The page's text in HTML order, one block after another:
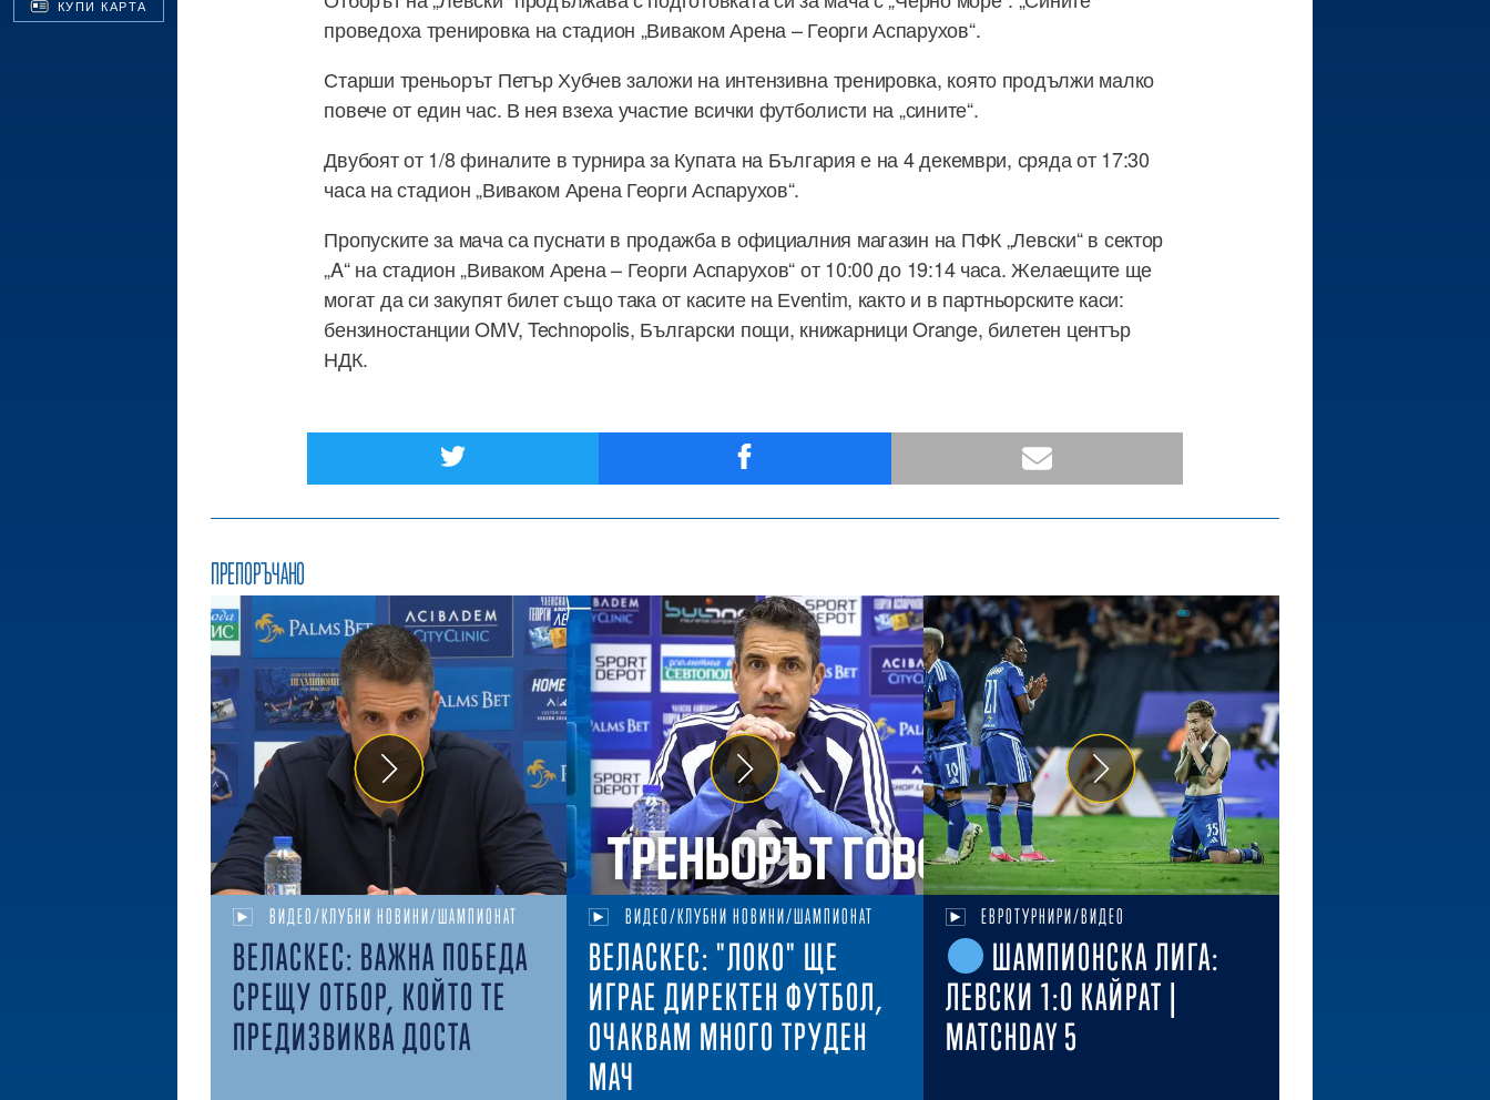
КУПИ КАРТА
проведоха тренировка на стадион „Виваком Арена – Георги Аспарухов“.
Старши треньорът Петър Хубчев заложи на интензивна тренировка, която продължи малко
повече от един час. В нея взеха участие всички футболисти на „сините“.
Двубоят от 1/8 финалите в турнира за Купата на България е на 4 декември, сряда от 17:30
часа на стадион „Виваком Арена Георги Аспарухов“.
Пропуските за мача са пуснати в продажба в официалния магазин на ПФК „Левски“ в сектор
„A“ на стадион „Виваком Арена – Георги Аспарухов“ от 10:00 до 19:14 часа. Желаещите ще
могат да си закупят билет също така от касите на Еventim, както и в партньорските каси:
бензиностанции OMV, Technopolis, Български пощи, книжарници Orange, билетен център
НДК.
ПРЕПОРЪЧАНО
ВИДЕО/КЛУБНИ НОВИНИ/ШАМПИОНАТ
ВЕЛАСКЕС: ВАЖНА ПОБЕДА
СРЕЩУ ОТБОР, КОЙТО ТЕ
ПРЕДИЗВИКВА ДОСТА
ВИДЕО/КЛУБНИ НОВИНИ/ШАМПИОНАТ
ВЕЛАСКЕС: "ЛОКО" ЩЕ
ИГРАЕ ДИРЕКТЕН ФУТБОЛ,
ОЧАКВАМ МНОГО ТРУДЕН
МАЧ
ЕВРОТУРНИРИ/ВИДЕО
ШАМПИОНСКА ЛИГА:
ЛЕВСКИ 1:0 КАЙРАТ |
MATCHDAY 5